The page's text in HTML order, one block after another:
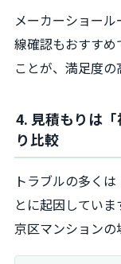
メーカーショー
線確認もおすすめ
ことが、満足度の
4. 見積もりは
り比較
トラブルの多く
とに起因してい
京区マンションの